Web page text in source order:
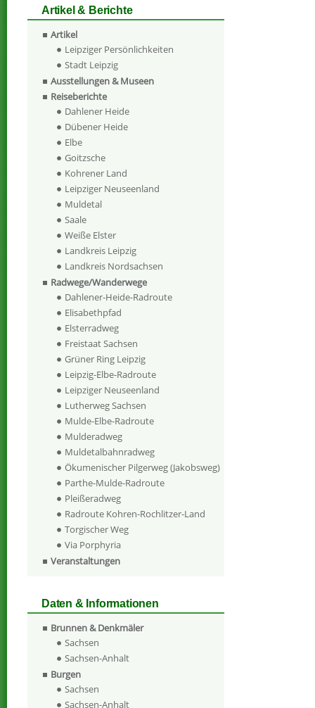
Artikel & Berichte
Artikel
Leipziger Persönlichkeiten
Stadt Leipzig
Ausstellungen & Museen
Reiseberichte
Dahlener Heide
Dübener Heide
Elbe
Goitzsche
Kohrener Land
Leipziger Neuseenland
Muldetal
Saale
Weiße Elster
Landkreis Leipzig
Landkreis Nordsachsen
Radwege/Wanderwege
Dahlener-Heide-Radroute
Elisabethpfad
Elsterradweg
Freistaat Sachsen
Grüner Ring Leipzig
Leipzig-Elbe-Radroute
Leipziger Neuseenland
Lutherweg Sachsen
Mulde-Elbe-Radroute
Mulderadweg
Muldetalbahnradweg
Ökumenischer Pilgerweg (Jakobsweg)
Parthe-Mulde-Radroute
Pleißeradweg
Radroute Kohren-Rochlitzer-Land
Torgischer Weg
Via Porphyria
Veranstaltungen
Daten & Informationen
Brunnen & Denkmäler
Sachsen
Sachsen-Anhalt
Burgen
Sachsen
Sachsen-Anhalt